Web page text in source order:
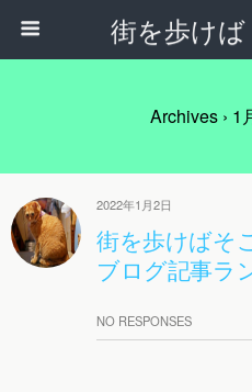
街を歩け
Archives › 1
2022年1月2日
街を歩けばそ
ブログ記事ラ
NO RESPONSES